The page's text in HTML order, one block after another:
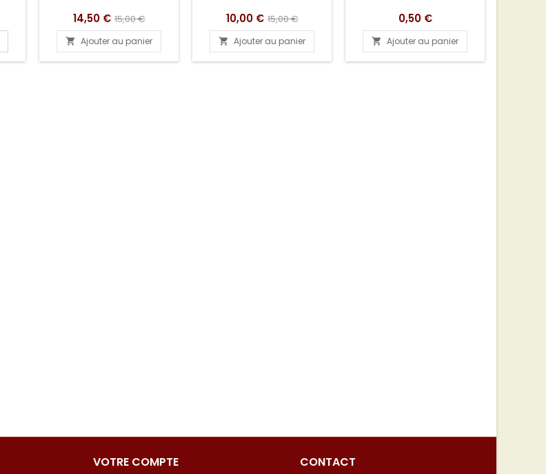
Prix
14,50 € Prix
de
base
15,00 €
 Ajouter au panier
Prix
10,00 € Prix
de
base
15,00 €
 Ajouter au panier
Prix
0,50 €
 Ajouter au panier
VOTRE COMPTE CONTACT